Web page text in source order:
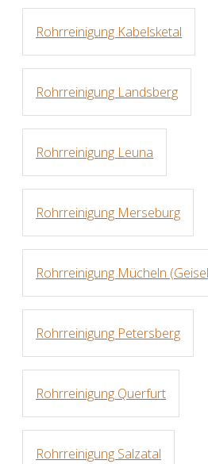
Rohrreinigung Kabelsketal
Rohrreinigung Landsberg
Rohrreinigung Leuna
Rohrreinigung Merseburg
Rohrreinigung Mücheln
Rohrreinigung Petersberg
Rohrreinigung Querfurt
Rohrreinigung Salzatal